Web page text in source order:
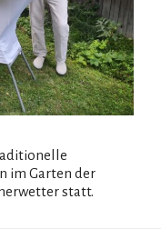
im Garten der
statt.